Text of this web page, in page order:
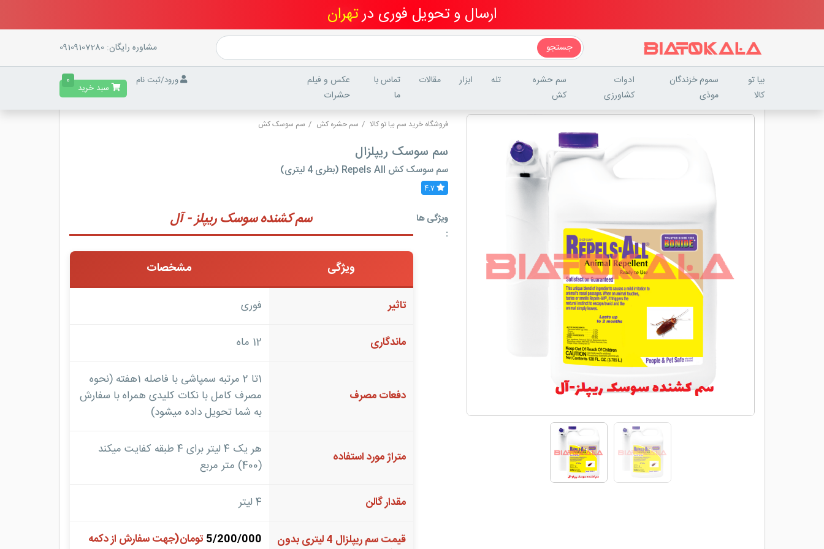
ارسال و تحویل فوری درتهران
جستجو مشاوره رایگان: 09109107280
بیا تو
کالا
سموم خزندگان
موذی
ادوات
کشاورزی
سم حشره
کش
تله ابزار مقالات
تماس با
ما
عکس و فیلم
حشرات
ورود/ثبت نام 0
سبد خرید
فروشگاه خرید سم بیا تو کالا سم حشره کش سم سوسک کش
سم سوسک ریپلزال
سم سوسک کش Repels All (بطری 4 لیتری)
4.7
ویژگی ها
:
سم کشنده سوسک ریپلز - آل
ویژگی مشخصات
تاثیر فوری
ماندگاری 12 ماه
دفعات مصرف
1تا 2 مرتبه سمپاشی با فاصله 1هفته (نحوه
مصرف کامل با نکات کلیدی همراه با سفارش
به شما تحویل داده میشود)
متراژ مورد استفاده
هر یک 4 لیتر برای 4 طبقه کفایت میکند
(400) متر مربع
مقدار گالن 4 لیتر
قیمت سم ریپلزال 4 لیتری بدون
5/200/000تومان(جهت سفارش از دکمه